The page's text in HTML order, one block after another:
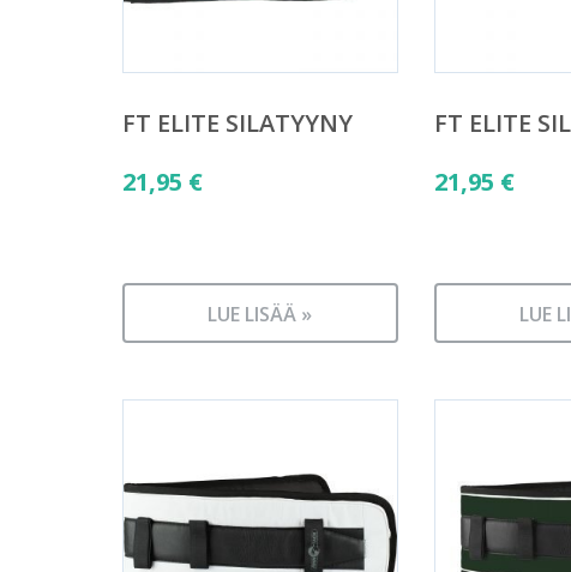
FT ELITE SILATYYNY
21,95 €
LUE LISÄÄ »
FT ELITE
21,95 €
LUE